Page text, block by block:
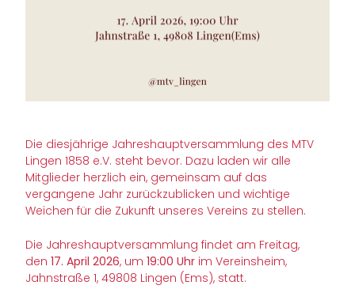
Die diesjährige Jahreshauptversammlung des MTV
Lingen 1858 e.V. steht bevor. Dazu laden wir alle
Mitglieder herzlich ein, gemeinsam auf das
vergangene Jahr zurückzublicken und wichtige
Weichen für die Zukunft unseres Vereins zu stellen.
Die Jahreshauptversammlung findet am Freitag,
den17. April 2026, um19:00 Uhr im Vereinsheim,
Jahnstraße 1, 49808 Lingen (Ems), statt.